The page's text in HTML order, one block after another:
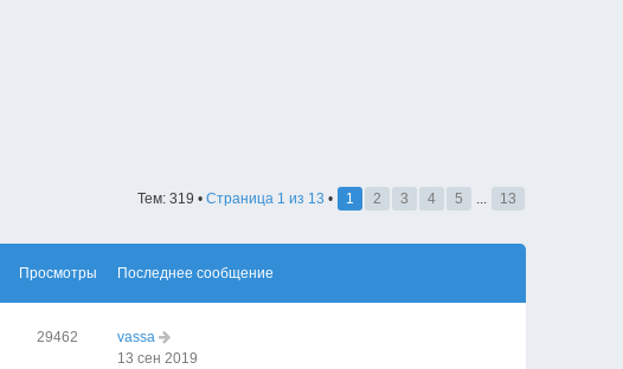
Тем: 319 • Страница 1 из 13 • 1 2 3 4 5 ... 13
Просмотры Последнее сообщение
29462
vassa
13 сен 2019